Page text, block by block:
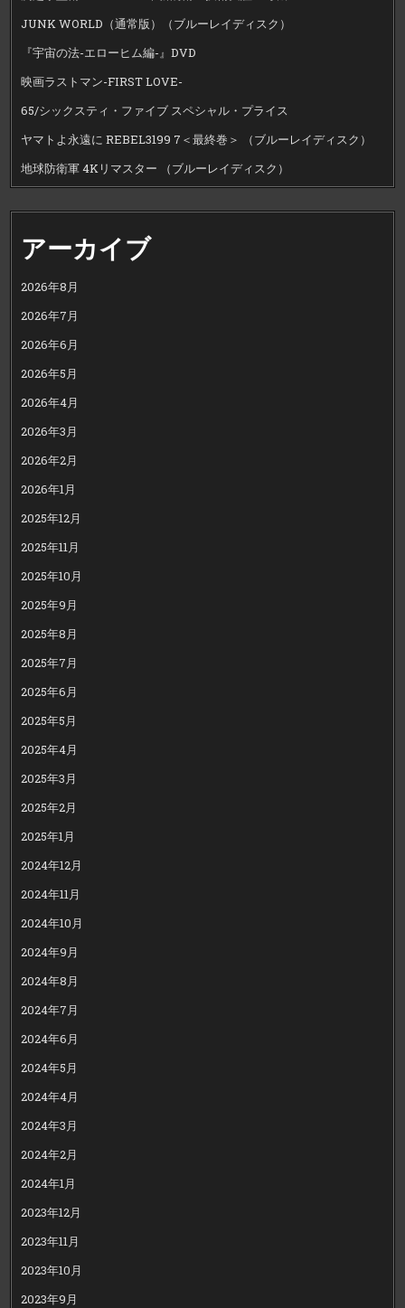
JUNK WORLD（通常版）（ブルーレイディスク）
『宇宙の法-エローヒム編-』DVD
映画ラストマン-FIRST LOVE-
65/シックスティ・ファイブ スペシャル・プライス
ヤマトよ永遠に REBEL3199 7＜最終巻＞ （ブルーレイディスク）
地球防衛軍 4Kリマスター （ブルーレイディスク）
アーカイブ
2026年8月
2026年7月
2026年6月
2026年5月
2026年4月
2026年3月
2026年2月
2026年1月
2025年12月
2025年11月
2025年10月
2025年9月
2025年8月
2025年7月
2025年6月
2025年5月
2025年4月
2025年3月
2025年2月
2025年1月
2024年12月
2024年11月
2024年10月
2024年9月
2024年8月
2024年7月
2024年6月
2024年5月
2024年4月
2024年3月
2024年2月
2024年1月
2023年12月
2023年11月
2023年10月
2023年9月